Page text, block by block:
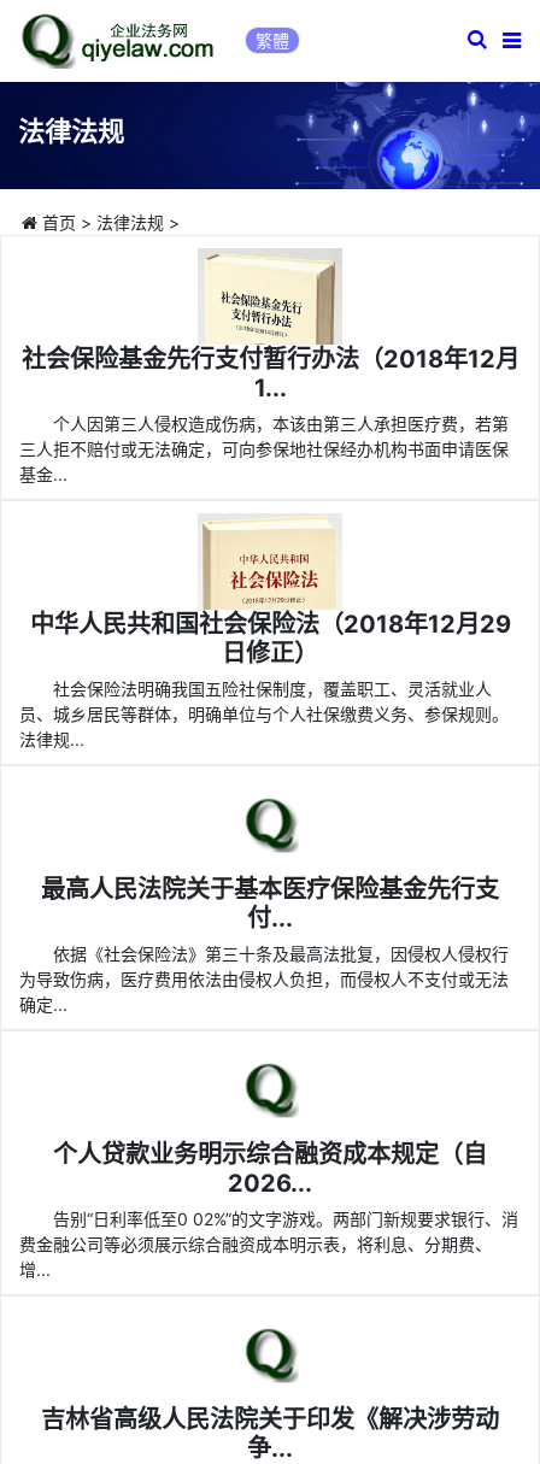
繁體
法律法规
首页 > 法律法规 >
社会保险基金先行支付暂行办法（2018年12月
1...
个人因第三人侵权造成伤病，本该由第三人承担医疗费，若第
三人拒不赔付或无法确定，可向参保地社保经办机构书面申请医保
基金...
中华人民共和国社会保险法（2018年12月29
日修正）
社会保险法明确我国五险社保制度，覆盖职工、灵活就业人
员、城乡居民等群体，明确单位与个人社保缴费义务、参保规则。
法律规...
最高人民法院关于基本医疗保险基金先行支
付...
依据《社会保险法》第三十条及最高法批复，因侵权人侵权行
为导致伤病，医疗费用依法由侵权人负担，而侵权人不支付或无法
确定...
个人贷款业务明示综合融资成本规定（自
2026...
告别“日利率低至0 02%”的文字游戏。两部门新规要求银行、消
费金融公司等必须展示综合融资成本明示表，将利息、分期费、
增...
吉林省高级人民法院关于印发《解决涉劳动
争...